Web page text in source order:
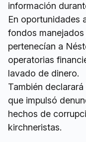
información
En oportunidades
fondos manejados
pertenecían a
operatorias
lavado de dinero.
También
que impulsó
hechos de
kirchneristas.